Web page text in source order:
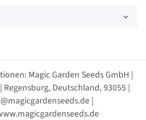
Magic Garden Seeds GmbH |
Deutschland, 93055 |
|